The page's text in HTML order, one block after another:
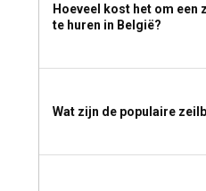
Hoeveel kost het om een
te huren in België?
Wat zijn de populaire